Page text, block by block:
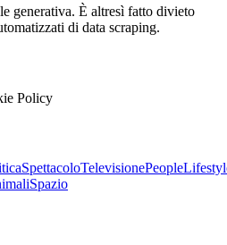
generativa. È altresì fatto divieto
di data scraping.
Policy
SpettacoloTelevisionePeople
Spazio